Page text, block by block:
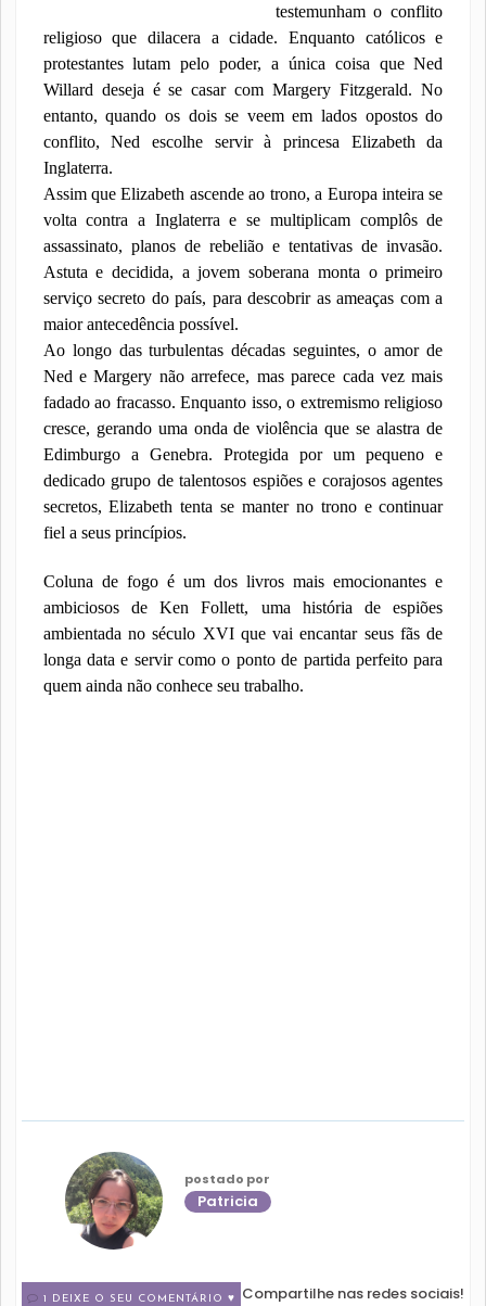
testemunham o conflito
religioso que dilacera a cidade. Enquanto católicos e
protestantes lutam pelo poder, a única coisa que Ned
Willard deseja é se casar com Margery Fitzgerald. No
entanto, quando os dois se veem em lados opostos do
conflito, Ned escolhe servir à princesa Elizabeth da
Inglaterra.
Assim que Elizabeth ascende ao trono, a Europa inteira se
volta contra a Inglaterra e se multiplicam complôs de
assassinato, planos de rebelião e tentativas de invasão.
Astuta e decidida, a jovem soberana monta o primeiro
serviço secreto do país, para descobrir as ameaças com a
maior antecedência possível.
Ao longo das turbulentas décadas seguintes, o amor de
Ned e Margery não arrefece, mas parece cada vez mais
fadado ao fracasso. Enquanto isso, o extremismo religioso
cresce, gerando uma onda de violência que se alastra de
Edimburgo a Genebra. Protegida por um pequeno e
dedicado grupo de talentosos espiões e corajosos agentes
secretos, Elizabeth tenta se manter no trono e continuar
fiel a seus princípios.
Coluna de fogo é um dos livros mais emocionantes e
ambiciosos de Ken Follett, uma história de espiões
ambientada no século XVI que vai encantar seus fãs de
longa data e servir como o ponto de partida perfeito para
quem ainda não conhece seu trabalho.
postado por
Patricia
1 DEIXE O SEU COMENTÁRIO ♥ Compartilhe nas redes sociais!